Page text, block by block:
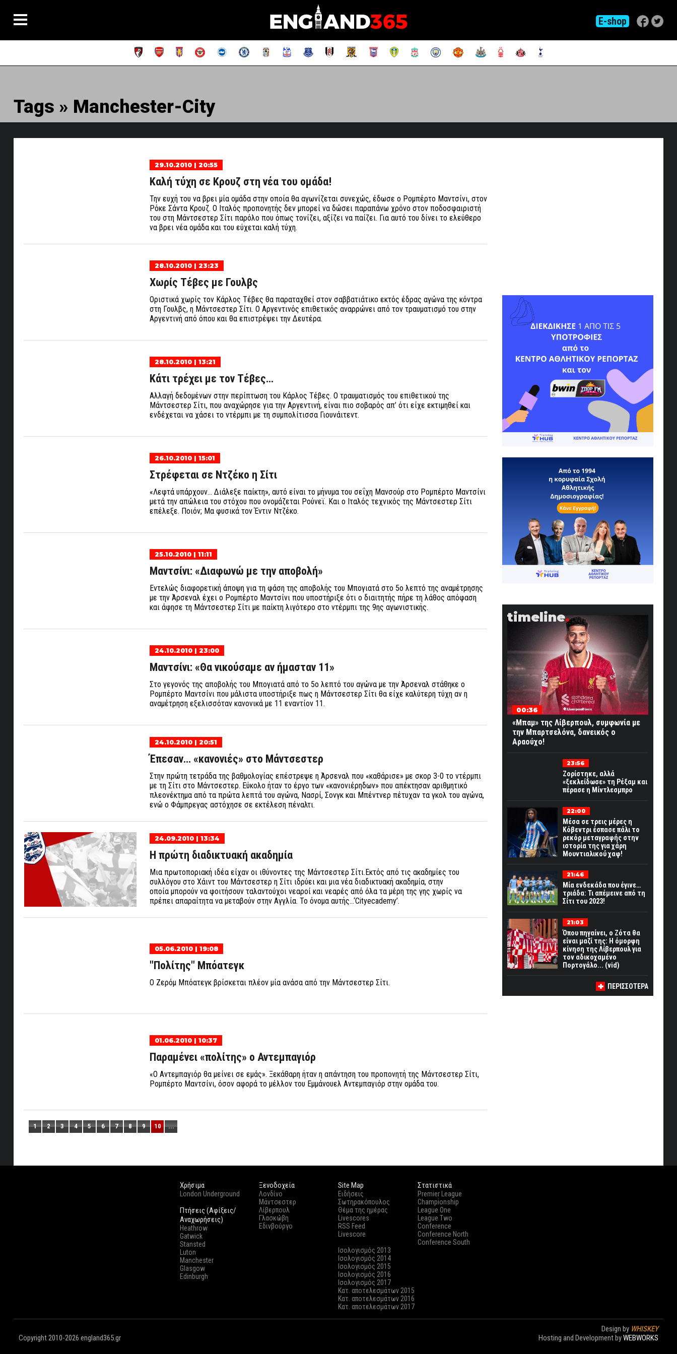
E-shop
Tags » Manchester-City
29.10.2010 | 20:55
Καλή τύχη σε Κρουζ στη νέα του ομάδα!
Την ευχή του να βρει μία ομάδα στην οποία θα αγωνίζεται συνεχώς, έδωσε ο Ρομπέρτο Μαντσίνι, στον
Ρόκε Σάντα Κρουζ. Ο Ιταλός προπονητής δεν μπορεί να δώσει παραπάνω χρόνο στον ποδοσφαιριστή
του στη Μάντσεστερ Σίτι παρόλο που όπως τονίζει, αξίζει να παίζει. Για αυτό του δίνει το ελεύθερο
να βρει νέα ομάδα και του εύχεται καλή τύχη.
28.10.2010 | 23:23
Χωρίς Τέβες με Γουλβς
Οριστικά χωρίς τον Κάρλος Τέβες θα παραταχθεί στον σαββατιάτικο εκτός έδρας αγώνα της κόντρα
στη Γουλβς, η Μάντσεστερ Σίτι. Ο Αργεντινός επιθετικός αναρρώνει από τον τραυματισμό του στην
Αργεντινή από όπου και θα επιστρέψει την Δευτέρα.
28.10.2010 | 13:21
Κάτι τρέχει με τον Τέβες…
Αλλαγή δεδομένων στην περίπτωση του Κάρλος Τέβες. Ο τραυματισμός του επιθετικού της
Μάντσεστερ Σίτι, που αναχώρησε για την Αργεντινή, είναι πιο σοβαρός απ’ ότι είχε εκτιμηθεί και
ενδέχεται να χάσει το ντέρμπι με τη συμπολίτισσα Γιουνάιτεντ.
26.10.2010 | 15:01
Στρέφεται σε Ντζέκο η Σίτι
«Λεφτά υπάρχουν… Διάλεξε παίκτη», αυτό είναι το μήνυμα του σεΐχη Μανσούρ στο Ρομπέρτο Μαντσίνι
μετά την απώλεια του στόχου που ονομάζεται Ρούνεϊ. Και ο Ιταλός τεχνικός της Μάντσεστερ Σίτι
επέλεξε. Ποιόν; Μα φυσικά τον Έντιν Ντζέκο.
25.10.2010 | 11:11
Μαντσίνι: «Διαφωνώ με την αποβολή»
Εντελώς διαφορετική άποψη για τη φάση της αποβολής του Μπογιατά στο 5ο λεπτό της αναμέτρησης
με την Άρσεναλ έχει ο Ρομπέρτο Μαντσίνι που υποστήριξε ότι ο διαιτητής πήρε τη λάθος απόφαση
και άφησε τη Μάντσεστερ Σίτι με παίκτη λιγότερο στο ντέρμπι της 9ης αγωνιστικής.
24.10.2010 | 23:00
Μαντσίνι: «Θα νικούσαμε αν ήμασταν 11»
Στο γεγονός της αποβολής του Μπογιατά από το 5ο λεπτό του αγώνα με την Άρσεναλ στάθηκε ο
Ρομπέρτο Μαντσίνι που μάλιστα υποστήριξε πως η Μάντσεστερ Σίτι θα είχε καλύτερη τύχη αν η
αναμέτρηση εξελισσόταν κανονικά με 11 εναντίον 11.
24.10.2010 | 20:51
Έπεσαν… «κανονιές» στο Μάντσεστερ
Στην πρώτη τετράδα της βαθμολογίας επέστρεψε η Άρσεναλ που «καθάρισε» με σκορ 3-0 το ντέρμπι
με τη Σίτι στο Μάντσεστερ. Εύκολο ήταν το έργο των «κανονιέρηδων» που απέκτησαν αριθμητικό
πλεονέκτημα από τα πρώτα λεπτά του αγώνα, Νασρί, Σονγκ και Μπέντνερ πέτυχαν τα γκολ του αγώνα,
ενώ ο Φάμπρεγας αστόχησε σε εκτέλεση πέναλτι.
24.09.2010 | 13:34
Η πρώτη διαδικτυακή ακαδημία
Μια πρωτοποριακή ιδέα είχαν οι ιθύνοντες της Μάντσεστερ Σίτι.Εκτός από τις ακαδημίες του
συλλόγου στο Χάιντ του Μάντσεστερ η Σίτι ιδρύει και μια νέα διαδικτυακή ακαδημία, στην
οποία μπορούν να φοιτήσουν ταλαντούχοι νεαροί και νεαρές από όλα τα μέρη της γης χωρίς να
πρέπει απαραίτητα να μεταβούν στην Αγγλία. Το όνομα αυτής...‘Cityecademy’.
05.06.2010 | 19:08
"Πολίτης" Μπόατεγκ
Ο Ζερόμ Μπόατεγκ βρίσκεται πλέον μία ανάσα από την Μάντσεστερ Σίτι.
01.06.2010 | 10:37
Παραμένει «πολίτης» ο Αντεμπαγιόρ
«Ο Αντεμπαγιόρ θα μείνει σε εμάς». Ξεκάθαρη ήταν η απάντηση του προπονητή της Μάντσεστερ Σίτι,
Ρομπέρτο Μαντσίνι, όσον αφορά το μέλλον του Εμμάνουελ Αντεμπαγιόρ στην ομάδα του.
1 2 3 4 5 6 7 8 9 10 ...
timeline
00:36
«Μπαμ» της Λίβερπουλ, συμφωνία με
την Μπαρτσελόνα, δανεικός ο
Αραούχο!
23:56
Ζορίστηκε, αλλά
«ξεκλείδωσε» τη Ρέξαμ και
πέρασε η Μίντλεσμπρο
22:00
Μέσα σε τρεις μέρες η
Κόβεντρι έσπασε πάλι το
ρεκόρ μεταγραφής στην
ιστορία της για χάρη
Μουντιαλικού χαφ!
21:46
Μία ενδεκάδα που έγινε…
τριάδα: Τι απέμεινε από τη
Σίτι του 2023!
21:03
Όπου πηγαίνει, ο Ζότα θα
είναι μαζί της: Η όμορφη
κίνηση της Λίβερπουλ για
τον αδικοχαμένο
Πορτογάλο... (vid)
ΠΕΡΙΣΣΟΤΕΡΑ
Χρήσιμα
London Underground
Πτήσεις (Αφίξεις/
Αναχωρήσεις)
Heathrow
Gatwick
Stansted
Luton
Manchester
Glasgow
Edinburgh
Ξενοδοχεία
Λονδίνο
Μάντσεστερ
Λίβερπουλ
Γλασκώβη
Εδινβούργο
Site Map
Ειδήσεις
Σωτηρακόπουλος
Θέμα της ημέρας
Livescores
RSS Feed
Livescore
Ισολογισμός 2013
Ισολογισμός 2014
Ισολογισμός 2015
Ισολογισμός 2016
Ισολογισμός 2017
Κατ. αποτελεσμάτων 2015
Κατ. αποτελεσμάτων 2016
Κατ. αποτελεσμάτων 2017
Στατιστικά
Premier League
Championship
League One
League Two
Conference
Conference North
Conference South
Copyright 2010-2026 england365.gr
Design by WHISKEY
Hosting and Development byWEBWORKS